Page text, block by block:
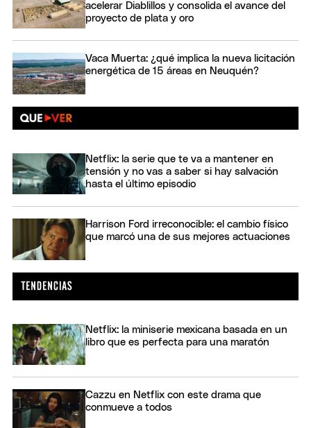
acelerar Diablillos y consolida el avance del
proyecto de plata y oro
Vaca Muerta: ¿qué implica la nueva licitación
energética de 15 áreas en Neuquén?
Netflix: la serie que te va a mantener en
tensión y no vas a saber si hay salvación
hasta el último episodio
Harrison Ford irreconocible: el cambio físico
que marcó una de sus mejores actuaciones
Netflix: la miniserie mexicana basada en un
libro que es perfecta para una maratón
Cazzu en Netflix con este drama que
conmueve a todos